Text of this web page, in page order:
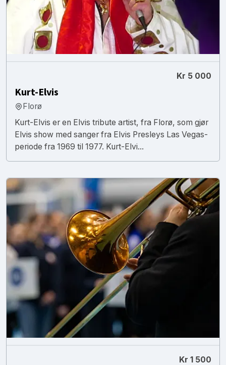
Kr 5 000
Kurt-Elvis
Florø
Kurt-Elvis er en Elvis tribute artist, fra Florø, som gjør
Elvis show med sanger fra Elvis Presleys Las Vegas-
periode fra 1969 til 1977. Kurt-Elvi...
Kr 1 500